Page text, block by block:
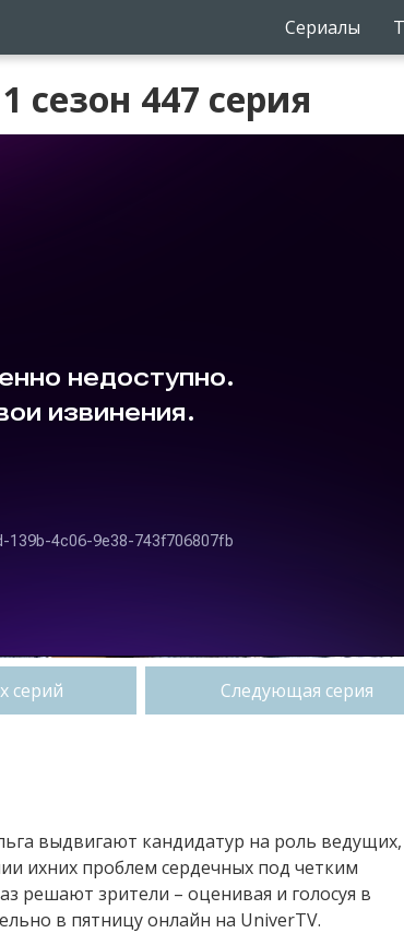
Сериалы
сезон 447 серия
серий Следующая серия
выдвигают кандидатур на роль
ихних проблем сердечных под четким
решают зрители – оценивая и голосуя в
в пятницу онлайн на UniverTV.